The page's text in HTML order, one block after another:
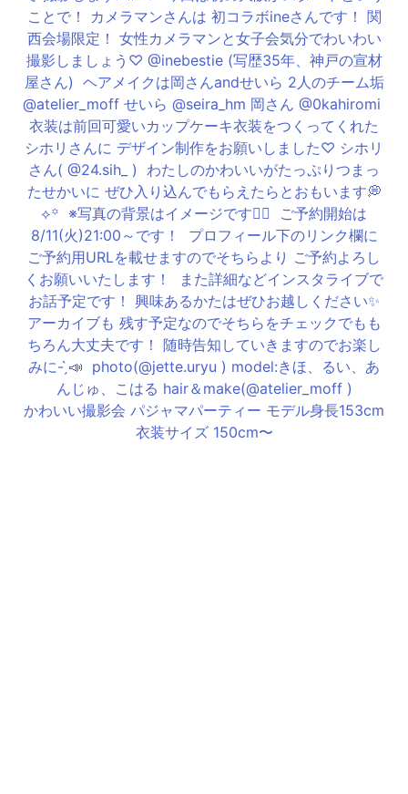
かわいい撮影会 パジャマパーティー モデル身長153cm
衣装サイズ 150cm〜